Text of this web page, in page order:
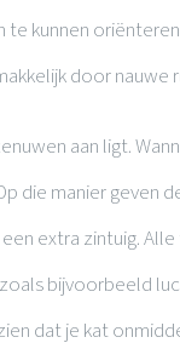
kunnen
door nauwe
aan ligt.
die manier geven
extra zintuig.
bijvoorbeeld
dat je kat